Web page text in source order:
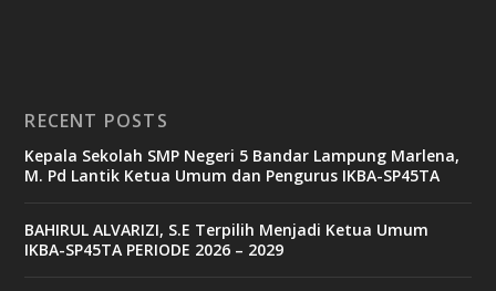
RECENT POSTS
Kepala Sekolah SMP Negeri 5 Bandar Lampung Marlena,
M. Pd Lantik Ketua Umum dan Pengurus IKBA-SP45TA
BAHIRUL ALVARIZI, S.E Terpilih Menjadi Ketua Umum
IKBA-SP45TA PERIODE 2026 – 2029